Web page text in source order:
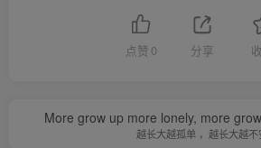
点赞 0 分享
More grow up more lonely, more
越长大越孤单 ，越长大越不